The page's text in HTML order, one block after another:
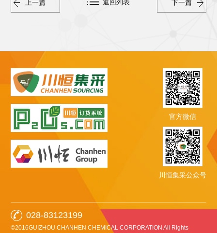
上一篇 下一篇
返回列表
官方微信
川恒集采公众号
028-83123199
©2016GUIZHOU CHANHEN CHEMICAL CORPORATION All Rights